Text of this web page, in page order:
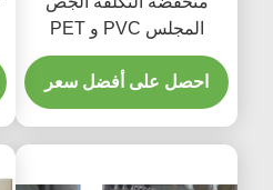
المجلس PVC و PET
الترقق الخط مع نظام القطع
والتعبئة
احصل على أفضل سعر